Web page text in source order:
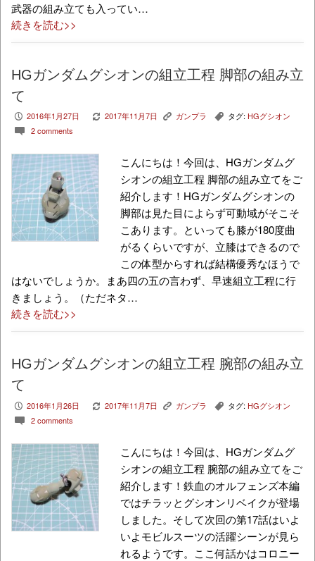
武器の組み立ても入ってい…
続きを読む>>
HGガンダムグシオンの組立工程 脚部の組み立
て
P 2016年1月27日 V 2017年11月7日 K ガンプラ , タグ: HGグシオン
c 2 comments
こんにちは！今回は、HGガンダムグ
シオンの組立工程 脚部の組み立てをご
紹介します！HGガンダムグシオンの
脚部は見た目によらず可動域がそこそ
こあります。といっても膝が180度曲
がるくらいですが、立膝はできるので
この体型からすれば結構優秀なほうで
はないでしょうか。まあ四の五の言わず、早速組立工程に行
きましょう。（ただネタ…
続きを読む>>
HGガンダムグシオンの組立工程 腕部の組み立
て
P 2016年1月26日 V 2017年11月7日 K ガンプラ , タグ: HGグシオン
c 2 comments
こんにちは！今回は、HGガンダムグ
シオンの組立工程 腕部の組み立てをご
紹介します！鉄血のオルフェンズ本編
ではチラッとグシオンリベイクが登場
しました。そして次回の第17話はいよ
いよモビルスーツの活躍シーンが見ら
れるようです。ここ何話かはコロニー